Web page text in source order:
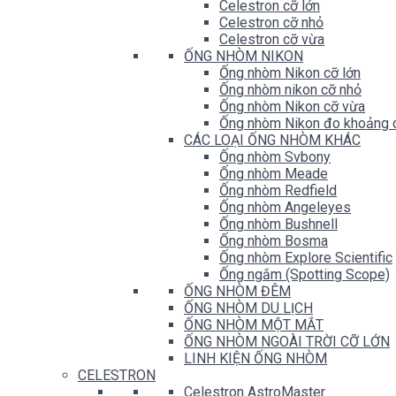
Celestron cỡ lớn
Celestron cỡ nhỏ
Celestron cỡ vừa
ỐNG NHÒM NIKON
Ống nhòm Nikon cỡ lớn
Ống nhòm nikon cỡ nhỏ
Ống nhòm Nikon cỡ vừa
Ống nhòm Nikon đo khoảng
CÁC LOẠI ỐNG NHÒM KHÁC
Ống nhòm Svbony
Ống nhòm Meade
Ống nhòm Redfield
Ống nhòm Angeleyes
Ống nhòm Bushnell
Ống nhòm Bosma
Ống nhòm Explore Scientific
Ống ngắm (Spotting Scope)
ỐNG NHÒM ĐÊM
ỐNG NHÒM DU LỊCH
ỐNG NHÒM MỘT MẮT
ỐNG NHÒM NGOÀI TRỜI CỠ LỚN
LINH KIỆN ỐNG NHÒM
CELESTRON
Celestron AstroMaster